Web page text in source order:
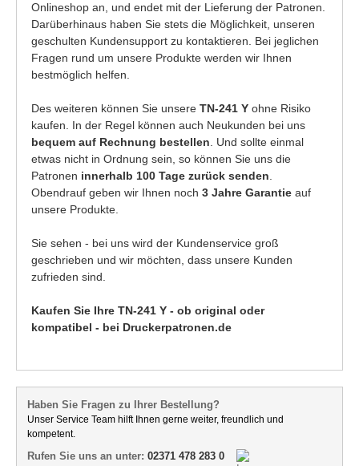
Onlineshop an, und endet mit der Lieferung der Patronen.
Darüberhinaus haben Sie stets die Möglichkeit, unseren
geschulten Kundensupport zu kontaktieren. Bei jeglichen
Fragen rund um unsere Produkte werden wir Ihnen
bestmöglich helfen.
Des weiteren können Sie unsere TN-241 Y ohne Risiko
kaufen. In der Regel können auch Neukunden bei uns
bequem auf Rechnung bestellen . Und sollte einmal
etwas nicht in Ordnung sein, so können Sie uns die
Patronen innerhalb 100 Tage zurück senden
Obendrauf geben wir Ihnen noch 3 Jahre Garantie auf
unsere Produkte.
Sie sehen - bei uns wird der Kundenservice groß
geschrieben und wir möchten, dass unsere Kunden
zufrieden sind.
Kaufen Sie Ihre TN-241 Y - ob original oder
kompatibel - bei Druckerpatronen.de
Haben Sie Fragen zu Ihrer Bestellung?
Unser Service Team hilft Ihnen gerne weiter, freundlich und
kompetent.
Rufen Sie uns an unter: 02371 478 283 0